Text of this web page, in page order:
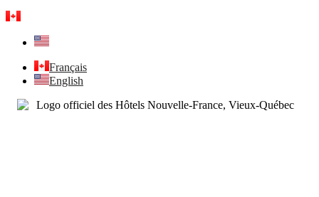
Français
English